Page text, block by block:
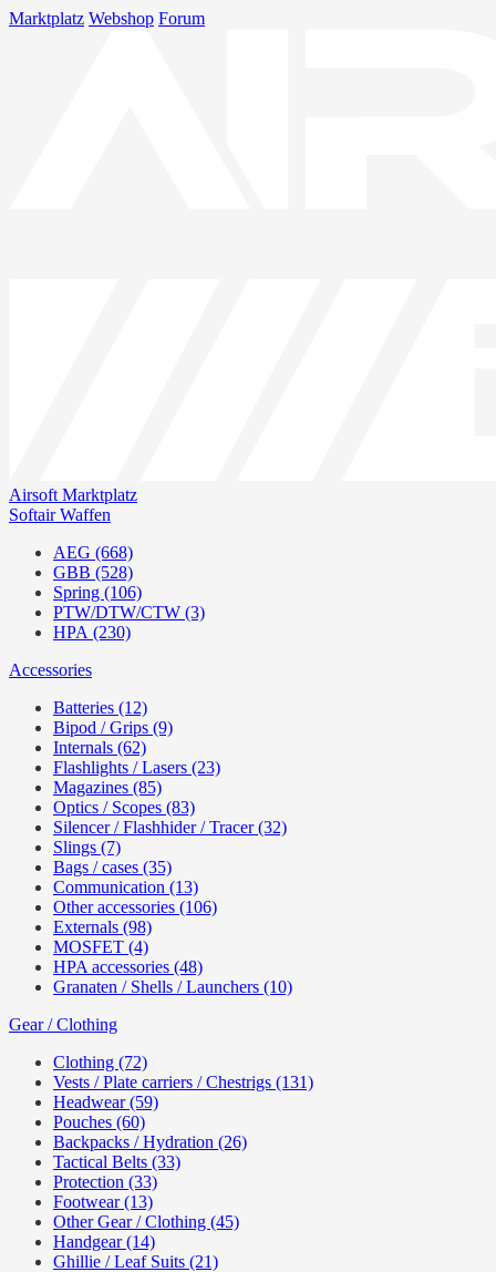
Marktplatz Webshop Forum
Airsoft Marktplatz
Softair Waffen
AEG (668)
GBB (528)
Spring (106)
PTW/DTW/CTW (3)
HPA (230)
Accessories
Batteries (12)
Bipod / Grips (9)
Internals (62)
Flashlights / Lasers (23)
Magazines (85)
Optics / Scopes (83)
Silencer / Flashhider / Tracer (32)
Slings (7)
Bags / cases (35)
Communication (13)
Other accessories (106)
Externals (98)
MOSFET (4)
HPA accessories (48)
Granaten / Shells / Launchers (10)
Gear / Clothing
Clothing (72)
Vests / Plate carriers / Chestrigs (131)
Headwear (59)
Pouches (60)
Backpacks / Hydration (26)
Tactical Belts (33)
Protection (33)
Footwear (13)
Other Gear / Clothing (45)
Handgear (14)
Ghillie / Leaf Suits (21)